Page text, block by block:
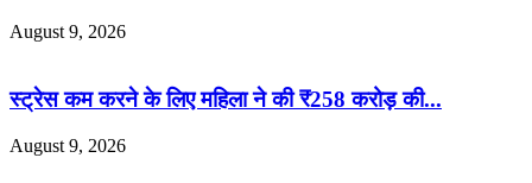
August 9, 2026
स्ट्रेस कम करने के लिए महिला ने की ₹258 करोड़ की...
August 9, 2026